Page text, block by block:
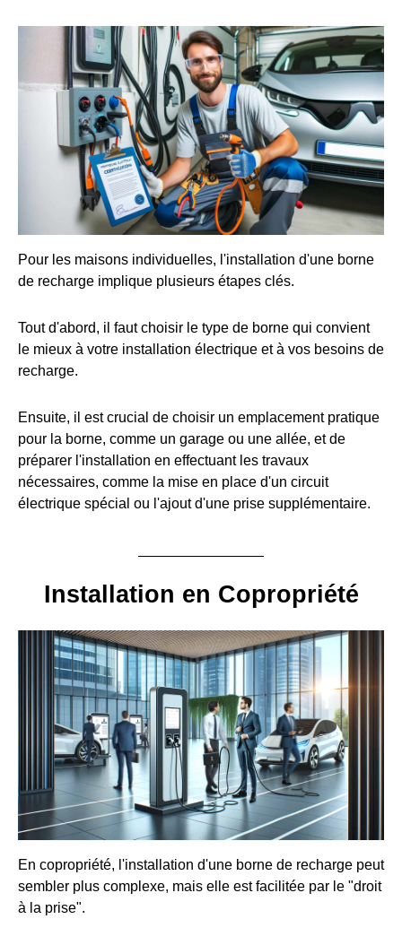
Pour les maisons individuelles, l'installation d'une borne
de recharge implique plusieurs étapes clés.
Tout d'abord, il faut choisir le type de borne qui convient
le mieux à votre installation électrique et à vos besoins de
recharge.
Ensuite, il est crucial de choisir un emplacement pratique
pour la borne, comme un garage ou une allée, et de
préparer l'installation en effectuant les travaux
nécessaires, comme la mise en place d'un circuit
électrique spécial ou l'ajout d'une prise supplémentaire.
Installation en Copropriété
En copropriété, l'installation d'une borne de recharge peut
sembler plus complexe, mais elle est facilitée par le "droit
à la prise".